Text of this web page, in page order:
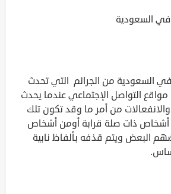
السعودية
السعودية من الجرائم التي تحدث
التواصل الإجتماعي عندما يحدث
من أمر ما وقد تكون تلك
أشخاص ذات صلة قرابة أومن أشخاص
البعض ويتم قذفه بألفاظ نابية